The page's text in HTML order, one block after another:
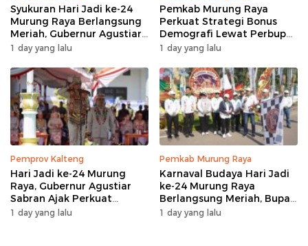
Syukuran Hari Jadi ke-24
Murung Raya Berlangsung
Meriah, Gubernur Agustiar
Sabran Hibur Masyarakat
1 day yang lalu
Pemkab Murung Raya
Perkuat Strategi Bonus
Demografi Lewat Perbup
Nomor 14 Tahun 2026
1 day yang lalu
Pemprov Kalteng
Hari Jadi ke-24 Murung
Raya, Gubernur Agustiar
Sabran Ajak Perkuat
Sinergi Pembangunan
1 day yang lalu
Pemkab Murung Raya
Karnaval Budaya Hari Jadi
ke-24 Murung Raya
Berlangsung Meriah, Bupati
Heriyus Apresiasi
1 day yang lalu